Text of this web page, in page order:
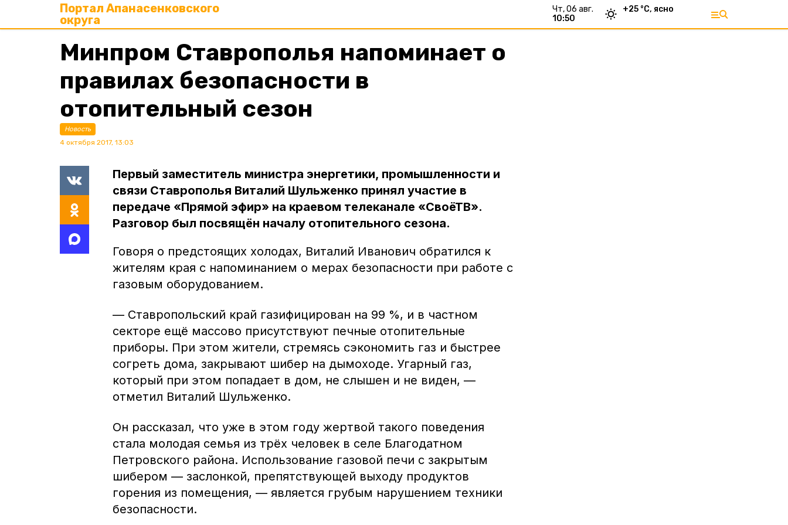
Портал Апанасенковского
округа
чт, 06 авг.
10:50
+25 °С, ясно
Минпром Ставрополья напоминает о
правилах безопасности в
отопительный сезон
Новость
4 октября 2017, 13:03
Первый заместитель министра энергетики, промышленности и
связи Ставрополья Виталий Шульженко принял участие в
передаче «Прямой эфир» на краевом телеканале «СвоёТВ».
Разговор был посвящён началу отопительного сезона.
Говоря о предстоящих холодах, Виталий Иванович обратился к
жителям края с напоминанием о мерах безопасности при работе с
газовым оборудованием.
— Ставропольский край газифицирован на 99 %, и в частном
секторе ещё массово присутствуют печные отопительные
приборы. При этом жители, стремясь сэкономить газ и быстрее
согреть дома, закрывают шибер на дымоходе. Угарный газ,
который при этом попадает в дом, не слышен и не виден, —
отметил Виталий Шульженко.
Он рассказал, что уже в этом году жертвой такого поведения
стала молодая семья из трёх человек в селе Благодатном
Петровского района. Использование газовой печи с закрытым
шибером — заслонкой, препятствующей выходу продуктов
горения из помещения, — является грубым нарушением техники
безопасности.